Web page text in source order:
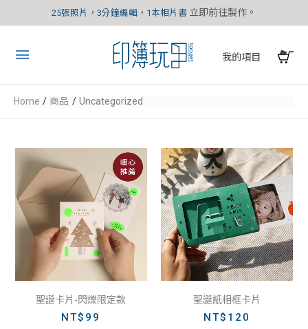
25張照片，3分鐘編輯，1本相片書 立即前往製作。
我的項目
Home 商品 Uncategorized
聖誕卡片-閃爍限定款
NT$ 99
聖誕紙相框卡片
NT$ 120